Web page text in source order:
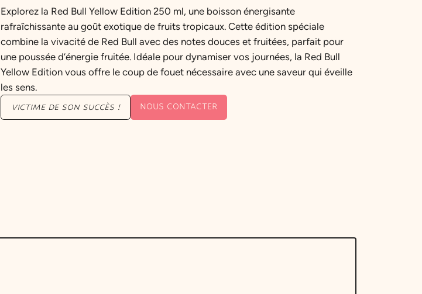
Explorez la Red Bull Yellow Edition 250 ml, une boisson énergisante
rafraîchissante au goût exotique de fruits tropicaux. Cette édition spéciale
combine la vivacité de Red Bull avec des notes douces et fruitées, parfait pour
une poussée d’énergie fruitée. Idéale pour dynamiser vos journées, la Red Bull
Yellow Edition vous offre le coup de fouet nécessaire avec une saveur qui éveille
les sens.
VICTIME DE SON SUCCÈS ! NOUS CONTACTER